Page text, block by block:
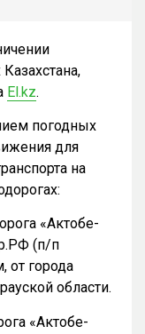
El.kz.
погодных
для
на
«Актобе-
(п/п
от города
области.
«Актобе-